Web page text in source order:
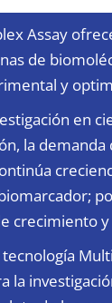
Assay
de
y
en
la
crecimiento
la